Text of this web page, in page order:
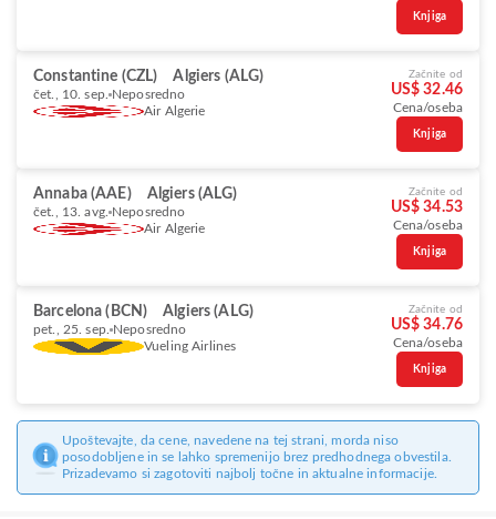
Knjiga
Constantine (CZL) Algiers (ALG)
čet., 10. sep. Neposredno
Air Algerie
Začnite od
US$ 32.46
Cena/oseba
Knjiga
Annaba (AAE) Algiers (ALG)
čet., 13. avg. Neposredno
Air Algerie
Začnite od
US$ 34.53
Cena/oseba
Knjiga
Barcelona (BCN) Algiers (ALG)
pet., 25. sep. Neposredno
Vueling Airlines
Začnite od
US$ 34.76
Cena/oseba
Knjiga
Upoštevajte, da cene, navedene na tej strani, morda niso
posodobljene in se lahko spremenijo brez predhodnega obvestila.
Prizadevamo si zagotoviti najbolj točne in aktualne informacije.